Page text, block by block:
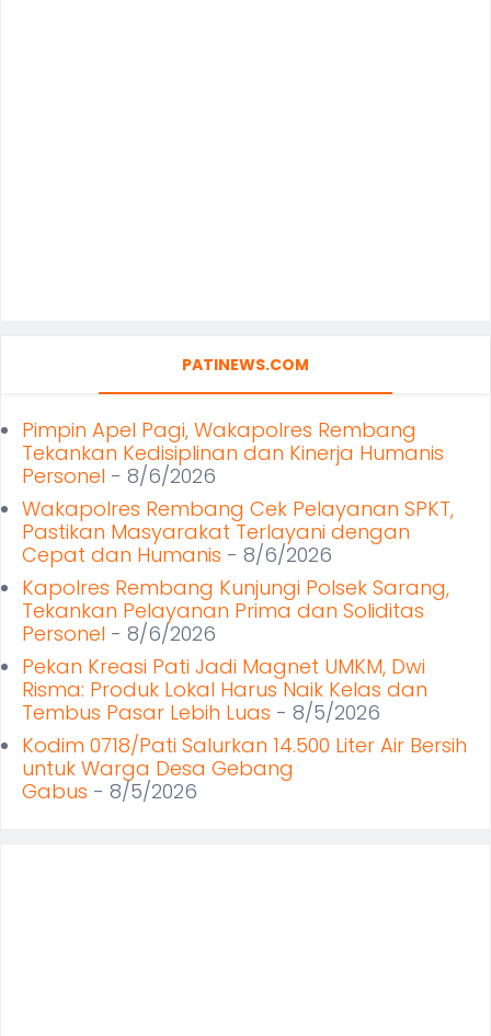
PATINEWS.COM
Pimpin Apel Pagi, Wakapolres Rembang
Tekankan Kedisiplinan dan Kinerja Humanis
Personel - 8/6/2026
Wakapolres Rembang Cek Pelayanan SPKT,
Pastikan Masyarakat Terlayani dengan
Cepat dan Humanis - 8/6/2026
Kapolres Rembang Kunjungi Polsek Sarang,
Tekankan Pelayanan Prima dan Soliditas
Personel - 8/6/2026
Pekan Kreasi Pati Jadi Magnet UMKM, Dwi
Risma: Produk Lokal Harus Naik Kelas dan
Tembus Pasar Lebih Luas - 8/5/2026
Kodim 0718/Pati Salurkan 14.500 Liter Air Bersih
untuk Warga Desa Gebang
Gabus - 8/5/2026